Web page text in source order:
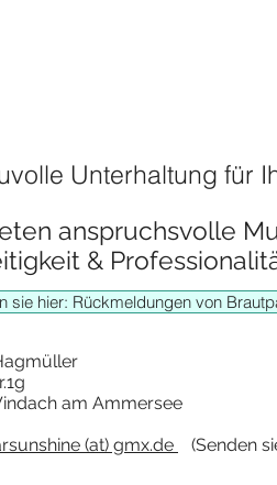
Unterhaltung für
anspruchsvolle
&
am Ammersee
(at) gmx.de
(Senden
sie hier: Rückmeldungen von